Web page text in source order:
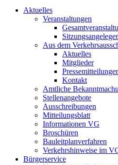
Aktuelles
Veranstaltungen
Aus dem
Aktuelles
Mitglieder
Kontakt
Amtliche
Stellenangebote
Ausschreibungen
Mitteilungsblatt
Informationen VG
Broschüren
Bauleitplanverfahren
Verkehrshinweise im
Bürgerservice